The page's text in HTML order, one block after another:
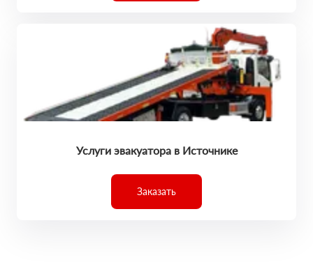
Услуги эвакуатора в Источнике
Заказать